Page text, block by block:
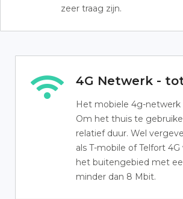
zeer traag zijn.
4G Netwerk -
Het mobiele 4g-netwerk
Om het thuis te
relatief duur. Wel
als T-mobile of Telfort
het buitengebied met
minder dan 8 Mbit.